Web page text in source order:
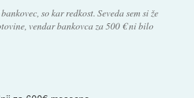
so kar redkost. Seveda sem si že
vendar bankovca za 500 € ni bilo